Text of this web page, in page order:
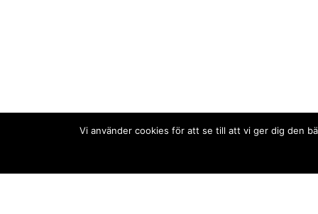
Vi använder cookies för att se till att vi ger dig den